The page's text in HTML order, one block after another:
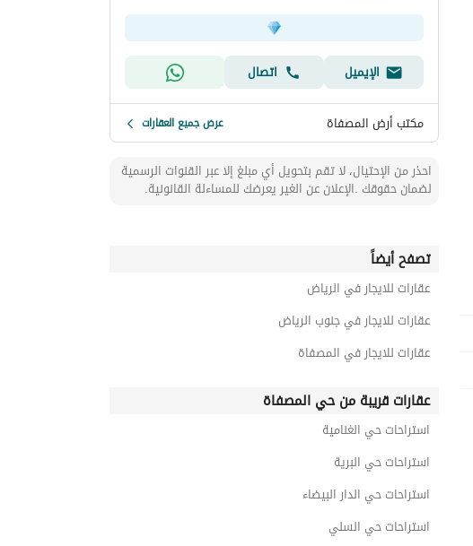
الإيميل اتصال
مكتب أرض المصفاة عرض جميع العقارات
احذر من الإحتيال، لا تقم بتحويل أي مبلغ إلا عبر القنوات الرسمية
لضمان حقوقك .الإعلان عن الغير يعرضك للمساءلة القانونية.
تصفح أيضاً
عقارات للايجار في الرياض
عقارات للايجار في جنوب الرياض
عقارات للايجار في المصفاة
عقارات قريبة من حي المصفاة
استراحات حي الغنامية
استراحات حي البرية
استراحات حي الدار البيضاء
استراحات حي السلي